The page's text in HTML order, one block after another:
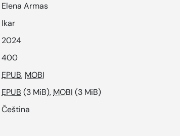
Elena Armas
Ikar
2024
400
EPUB, MOBI
EPUB (3 MiB), MOBI (3 MiB)
Čeština